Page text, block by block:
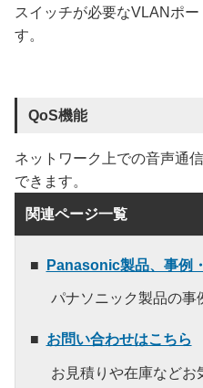
スイッチが必要なVLANポ
す。
QoS機能
ネットワーク上での音声通
できます。
関連ページ一覧
Panasonic製品、事例
パナソニック製品の事
お問い合わせはこちら
お見積りや在庫などお